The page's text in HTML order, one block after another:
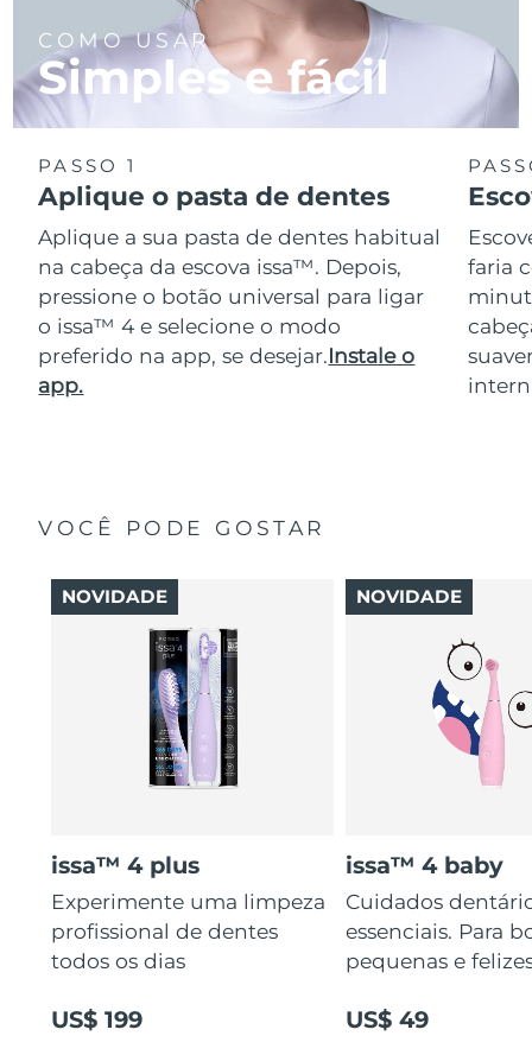
COMO USAR
Simples e fácil
PASSO 1
Aplique o pasta de dentes
Aplique a sua pasta de dentes habitual
na cabeça da escova issa™. Depois,
pressione o botão universal para ligar
o issa™ 4 e selecione o modo
preferido na app, se desejar.Instale o
app.
faria
VOCÊ PODE GOSTAR
issa™ 4 plus
Experimente uma limpeza
profissional de dentes
todos os dias
US$ 199
NOVIDADE
issa™ 4 baby
Cuidados
essenciais. Para
pequenas e
US$ 49
NOVIDADE